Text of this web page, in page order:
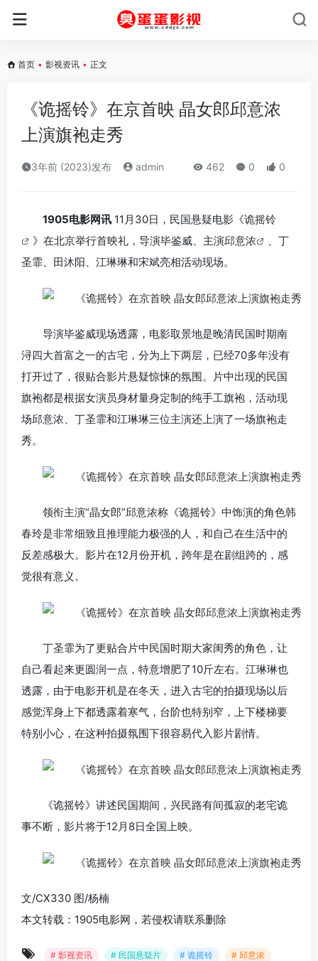
首页 • 影视资讯 • 正文
《诡摇铃》在京首映 晶女郎邱意浓
上演旗袍走秀
3年前 (2023)发布 admin 462 0 0
1905电影网讯 11月30日，民国悬疑电影《诡摇铃
》在北京举行首映礼，导演毕鉴威、主演邱意浓
、丁
圣霏、田沐阳、江琳琳和宋斌亮相活动现场。
导演毕鉴威现场透露，电影取景地是晚清民国时期南
浔四大首富之一的古宅，分为上下两层，已经70多年没有
打开过了，很贴合影片悬疑惊悚的氛围。片中出现的民国
旗袍都是根据女演员身材量身定制的纯手工旗袍，活动现
场邱意浓、丁圣霏和江琳琳三位主演还上演了一场旗袍走
秀。
领衔主演“晶女郎”邱意浓称《诡摇铃》中饰演的角色韩
春玲是非常细致且推理能力极强的人，和自己在生活中的
反差感极大。影片在12月份开机，跨年是在剧组跨的，感
觉很有意义。
丁圣霏为了更贴合片中民国时期大家闺秀的角色，让
自己看起来更圆润一点，特意增肥了10斤左右。江琳琳也
透露，由于电影开机是在冬天，进入古宅的拍摄现场以后
感觉浑身上下都透露着寒气，台阶也特别窄，上下楼梯要
特别小心，在这种拍摄氛围下很容易代入影片剧情。
《诡摇铃》讲述民国期间，兴民路有间孤寂的老宅诡
事不断，影片将于12月8日全国上映。
文/CX330 图/杨楠
本文转载：1905电影网，若侵权请联系删除
# 影视资讯 # 民国悬疑片 # 诡摇铃 # 邱意浓